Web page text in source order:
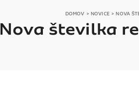
DOMOV > NOVICE> NOVA
Nova številka